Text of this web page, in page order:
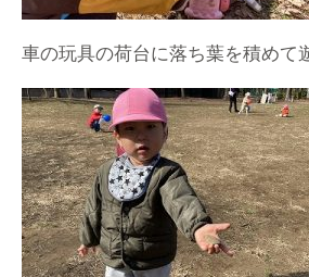
車の玩具の荷台に落ち葉を積めて